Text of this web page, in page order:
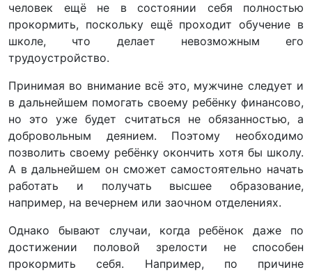
человек ещё не в состоянии себя полностью
прокормить, поскольку ещё проходит обучение в
школе, что делает невозможным его
трудоустройство.
Принимая во внимание всё это, мужчине следует и
в дальнейшем помогать своему ребёнку финансово,
но это уже будет считаться не обязанностью, а
добровольным деянием. Поэтому необходимо
позволить своему ребёнку окончить хотя бы школу.
А в дальнейшем он сможет самостоятельно начать
работать и получать высшее образование,
например, на вечернем или заочном отделениях.
Однако бывают случаи, когда ребёнок даже по
достижении половой зрелости не способен
прокормить себя. Например, по причине